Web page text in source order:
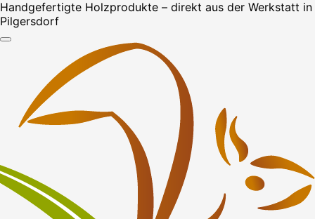
Handgefertigte Holzprodukte – direkt aus der Werkstatt in
Pilgersdorf